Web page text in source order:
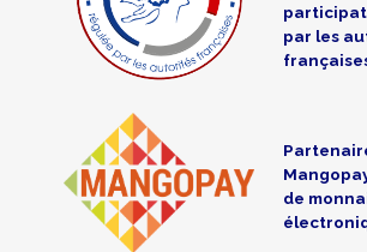
par les
de